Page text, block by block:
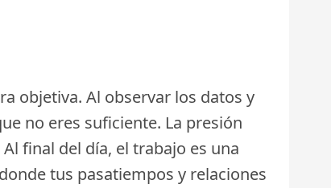
objetiva. Al observar los datos y
no eres suficiente. La presión
final del día, el trabajo es una
tus pasatiempos y relaciones